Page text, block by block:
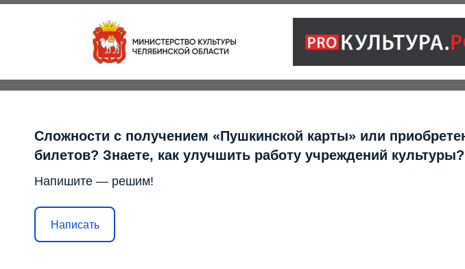
Сложности с получением «Пушкинской карты» или
билетов? Знаете, как улучшить работу учреждений культуры?
Напишите — решим!
Написать